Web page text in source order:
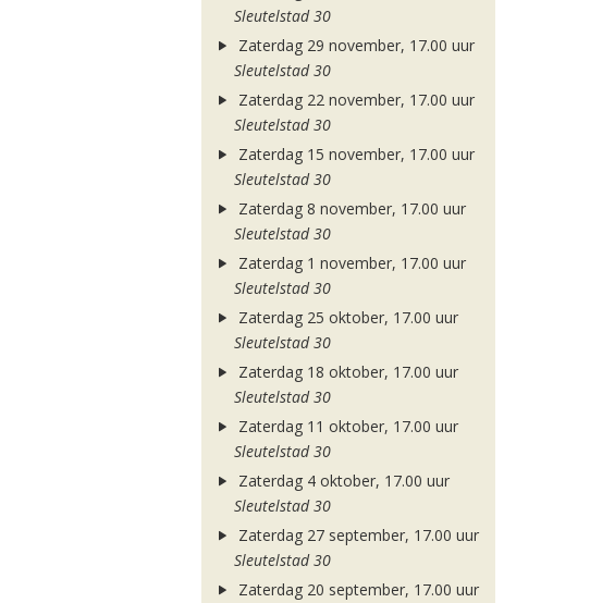
Sleutelstad 30
Zaterdag 29 november, 17.00 uur
Sleutelstad 30
Zaterdag 22 november, 17.00 uur
Sleutelstad 30
Zaterdag 15 november, 17.00 uur
Sleutelstad 30
Zaterdag 8 november, 17.00 uur
Sleutelstad 30
Zaterdag 1 november, 17.00 uur
Sleutelstad 30
Zaterdag 25 oktober, 17.00 uur
Sleutelstad 30
Zaterdag 18 oktober, 17.00 uur
Sleutelstad 30
Zaterdag 11 oktober, 17.00 uur
Sleutelstad 30
Zaterdag 4 oktober, 17.00 uur
Sleutelstad 30
Zaterdag 27 september, 17.00 uur
Sleutelstad 30
Zaterdag 20 september, 17.00 uur